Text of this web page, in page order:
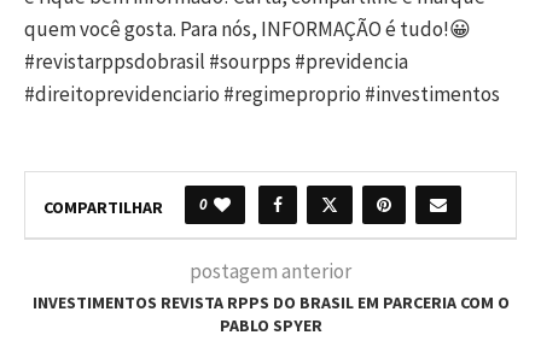
quem você gosta. Para nós, INFORMAÇÃO é tudo!😀
#revistarppsdobrasil #sourpps #previdencia
#direitoprevidenciario #regimeproprio #investimentos
COMPARTILHAR 0
postagem anterior
INVESTIMENTOS REVISTA RPPS DO BRASIL EM PARCERIA COM O
PABLO SPYER